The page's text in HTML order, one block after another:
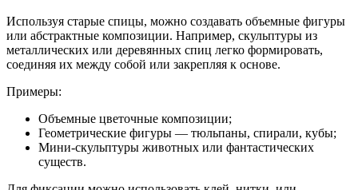
Используя старые спицы, можно создавать объемные фигуры
или абстрактные композиции. Например, скульптуры из
металлических или деревянных спиц легко формировать,
соединяя их между собой или закрепляя к основе.
Примеры:
Объемные цветочные композиции;
Геометрические фигуры — тюльпаны, спирали, кубы;
Мини-скульптуры животных или фантастических
существ.